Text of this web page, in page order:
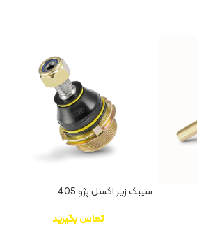
سیبک زیر اکسل پژو 405
تماس بگیرید